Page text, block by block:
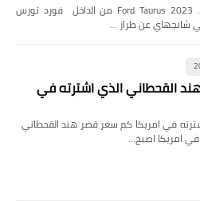
اسعار تورس 2023 الشكل الجديد .. Ford Taurus 2023 من الداخل فورد تورس
القحطاني الذي اشترته في
في امريكا كم سعر قصر هند القحطاني
امريكا اصبح…